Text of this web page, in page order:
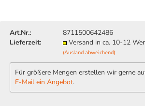
Art.Nr.:
8711500642486
Lieferzeit:
Versand in ca. 10-12
(Ausland abweichend)
Für größere Mengen erstellen wir gerne
E-Mail ein Angebot.